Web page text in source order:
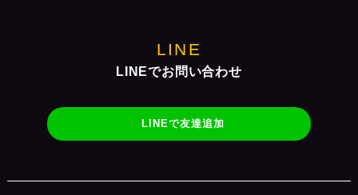
LINE
LINEでお問い合わせ
LINEで友達追加